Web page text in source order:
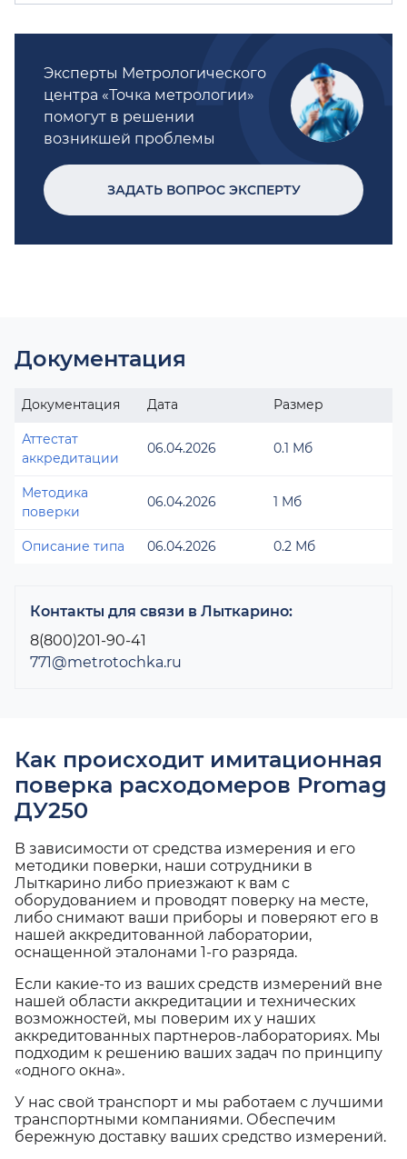
Эксперты Метрологического
центра «Точка метрологии»
помогут в решении
возникшей проблемы
ЗАДАТЬ ВОПРОС ЭКСПЕРТУ
Документация
Документация Дата Размер
Аттестат
аккредитации
06.04.2026 0.1 Мб
Методика
поверки
06.04.2026 1 Мб
Описание типа 06.04.2026 0.2 Мб
Контакты для связи в Лыткарино:
8(800)201-90-41
771@metrotochka.ru
Как происходит имитационная
поверка расходомеров Promag
ДУ250
В зависимости от средства измерения и его
методики поверки, наши сотрудники в
Лыткарино либо приезжают к вам с
оборудованием и проводят поверку на месте,
либо снимают ваши приборы и поверяют его в
нашей аккредитованной лаборатории,
оснащенной эталонами 1-го разряда.
Если какие-то из ваших средств измерений вне
нашей области аккредитации и технических
возможностей, мы поверим их у наших
аккредитованных партнеров-лабораториях. Мы
подходим к решению ваших задач по принципу
«одного окна».
У нас свой транспорт и мы работаем с лучшими
транспортными компаниями. Обеспечим
бережную доставку ваших средство измерений.